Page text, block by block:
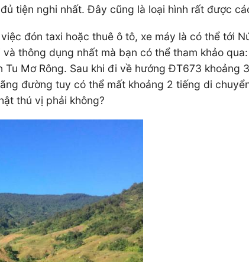
tiện nghi nhất. Đây cũng là loại hình rất được
đón taxi hoặc thuê ô tô, xe máy là có thể tới
thông dụng nhất mà bạn có thể tham khảo
Mơ Rông. Sau khi đi về hướng ĐT673 khoảng
đường tuy có thể mất khoảng 2 tiếng di
thú vị phải không?